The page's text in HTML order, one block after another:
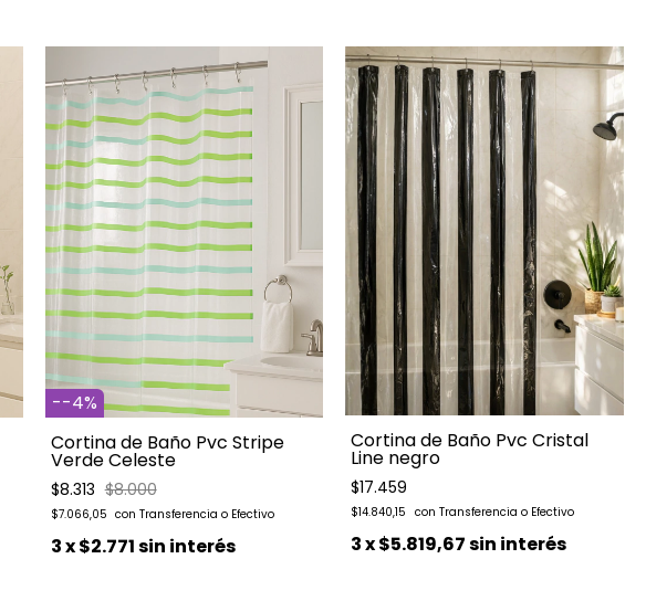
--4%
Cortina de Baño Pvc Stripe
Verde Celeste
$8.313 $8.000
$7.066,05
3x$2.771sin interés
Cortina de Baño Pvc Cristal
Line negro
$17.459
$14.840,15
3x$5.819,67sin interés